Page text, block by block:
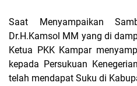
Saat Menyampaikan
Dr.H.Kamsol MM yang di
Ketua PKK Kampar
kepada Persukuan
telah mendapat Suku di